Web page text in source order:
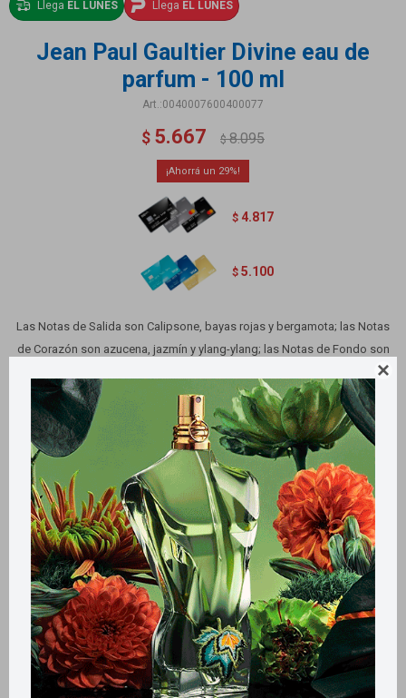

Llega EL LUNES Llega EL LUNES
Jean Paul Gaultier Divine eau de
parfum - 100 ml
0040007600400077
$ 5.667 $ 8.095
29
$ 4.817
$ 5.100
Las Notas de Salida son Calipsone, bayas rojas y bergamota; las Notas
de Corazón son azucena, jazmín y ylang-ylang; las Notas de Fondo son
Variantes:
Métodos y costos de envío
Retiros gratuitos en tiendas
Productos que te pueden interesar